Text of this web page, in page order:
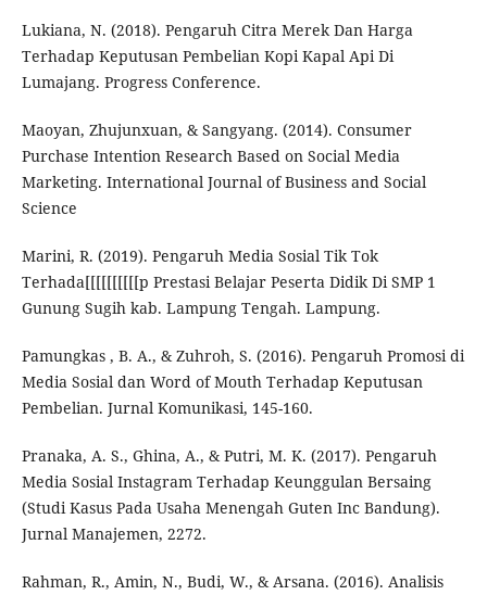
Lukiana, N. (2018). Pengaruh Citra Merek Dan Harga
Terhadap Keputusan Pembelian Kopi Kapal Api Di
Lumajang. Progress Conference.
Maoyan, Zhujunxuan, & Sangyang. (2014). Consumer
Purchase Intention Research Based on Social Media
Marketing. International Journal of Business and Social
Science
Marini, R. (2019). Pengaruh Media Sosial Tik Tok
Terhada[[[[[[[[[[p Prestasi Belajar Peserta Didik Di SMP 1
Gunung Sugih kab. Lampung Tengah. Lampung.
Pamungkas , B. A., & Zuhroh, S. (2016). Pengaruh Promosi di
Media Sosial dan Word of Mouth Terhadap Keputusan
Pembelian. Jurnal Komunikasi, 145-160.
Pranaka, A. S., Ghina, A., & Putri, M. K. (2017). Pengaruh
Media Sosial Instagram Terhadap Keunggulan Bersaing
(Studi Kasus Pada Usaha Menengah Guten Inc Bandung).
Jurnal Manajemen, 2272.
Rahman, R., Amin, N., Budi, W., & Arsana. (2016). Analisis